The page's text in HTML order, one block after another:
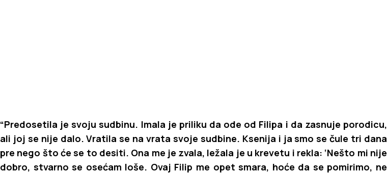
“Predosetila je svoju sudbinu. Imala je priliku da ode od Filipa i da zasnuje porodicu,
ali joj se nije dalo. Vratila se na vrata svoje sudbine. Ksenija i ja smo se čule tri dana
pre nego što će se to desiti. Ona me je zvala, ležala je u krevetu i rekla: ‘Nešto mi nije
dobro, stvarno se osećam loše. Ovaj Filip me opet smara, hoće da se pomirimo, ne